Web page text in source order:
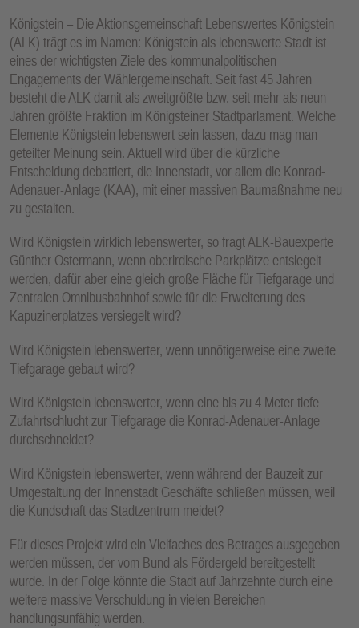
Königstein – Die Aktionsgemeinschaft Lebenswertes Königstein
(ALK) trägt es im Namen: Königstein als lebenswerte Stadt ist
eines der wichtigsten Ziele des kommunalpolitischen
Engagements der Wählergemeinschaft. Seit fast 45 Jahren
besteht die ALK damit als zweitgrößte bzw. seit mehr als neun
Jahren größte Fraktion im Königsteiner Stadtparlament. Welche
Elemente Königstein lebenswert sein lassen, dazu mag man
geteilter Meinung sein. Aktuell wird über die kürzliche
Entscheidung debattiert, die Innenstadt, vor allem die Konrad-
Adenauer-Anlage (KAA), mit einer massiven Baumaßnahme neu
zu gestalten.
Wird Königstein wirklich lebenswerter, so fragt ALK-Bauexperte
Günther Ostermann, wenn oberirdische Parkplätze entsiegelt
werden, dafür aber eine gleich große Fläche für Tiefgarage und
Zentralen Omnibusbahnhof sowie für die Erweiterung des
Kapuzinerplatzes versiegelt wird?
Wird Königstein lebenswerter, wenn unnötigerweise eine zweite
Tiefgarage gebaut wird?
Wird Königstein lebenswerter, wenn eine bis zu 4 Meter tiefe
Zufahrtschlucht zur Tiefgarage die Konrad-Adenauer-Anlage
durchschneidet?
Wird Königstein lebenswerter, wenn während der Bauzeit zur
Umgestaltung der Innenstadt Geschäfte schließen müssen, weil
die Kundschaft das Stadtzentrum meidet?
Für dieses Projekt wird ein Vielfaches des Betrages ausgegeben
werden müssen, der vom Bund als Fördergeld bereitgestellt
wurde. In der Folge könnte die Stadt auf Jahrzehnte durch eine
weitere massive Verschuldung in vielen Bereichen
handlungsunfähig werden.
O
N
E
N